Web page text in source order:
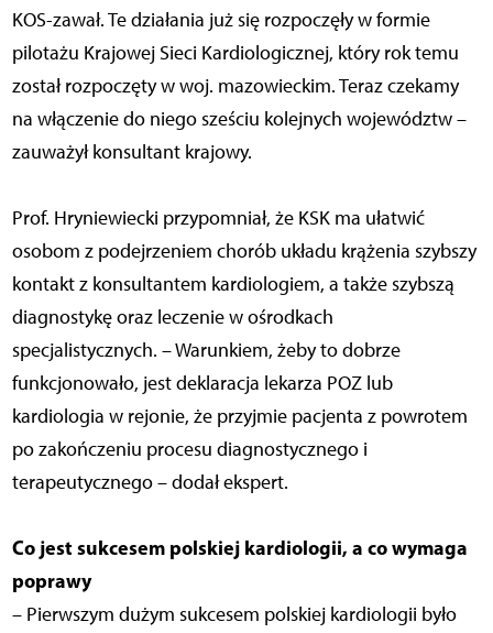
KOS-zawał. Te działania już się rozpoczęły w formie
pilotażu Krajowej Sieci Kardiologicznej, który rok temu
został rozpoczęty w woj. mazowieckim. Teraz czekamy
na włączenie do niego sześciu kolejnych województw –
zauważył konsultant krajowy.
Prof. Hryniewiecki przypomniał, że KSK ma ułatwić
osobom z podejrzeniem chorób układu krążenia szybszy
kontakt z konsultantem kardiologiem, a także szybszą
diagnostykę oraz leczenie w ośrodkach
specjalistycznych. – Warunkiem, żeby to dobrze
funkcjonowało, jest deklaracja lekarza POZ lub
kardiologia w rejonie, że przyjmie pacjenta z powrotem
po zakończeniu procesu diagnostycznego i
terapeutycznego – dodał ekspert.
Co jest sukcesem polskiej kardiologii, a co wymaga
poprawy
– Pierwszym dużym sukcesem polskiej kardiologii było